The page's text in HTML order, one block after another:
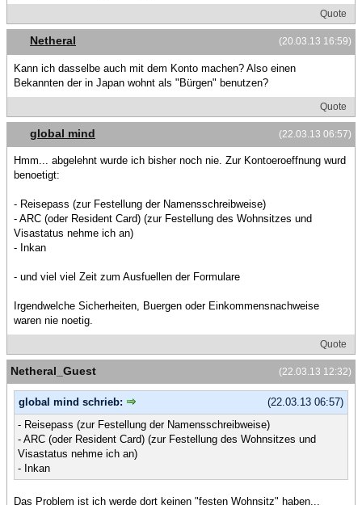
Quote
(20.03.13 16:59)
Netheral
Kann ich dasselbe auch mit dem Konto machen? Also einen
Bekannten der in Japan wohnt als "Bürgen" benutzen?
Quote
(22.03.13 06:57)
global mind
Hmm... abgelehnt wurde ich bisher noch nie. Zur Kontoeroeffnung wurd
benoetigt:
- Reisepass (zur Festellung der Namensschreibweise)
- ARC (oder Resident Card) (zur Festellung des Wohnsitzes und
Visastatus nehme ich an)
- Inkan
- und viel viel Zeit zum Ausfuellen der Formulare
Irgendwelche Sicherheiten, Buergen oder Einkommensnachweise
waren nie noetig.
Quote
(22.03.13 12:32)
Netheral_Guest
(22.03.13 06:57)
global mind schrieb:
- Reisepass (zur Festellung der Namensschreibweise)
- ARC (oder Resident Card) (zur Festellung des Wohnsitzes und
Visastatus nehme ich an)
- Inkan
Das Problem ist ich werde dort keinen "festen Wohnsitz" haben...